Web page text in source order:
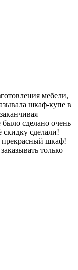
мебели,
шкаф-купе в
сделано очень
сделали!
прекрасный шкаф!
только